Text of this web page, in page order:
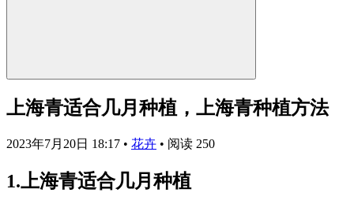
上海青适合几月种植，上海青种植方法
2023年7月20日 18:17 • 花卉 • 阅读 250
1.上海青适合几月种植